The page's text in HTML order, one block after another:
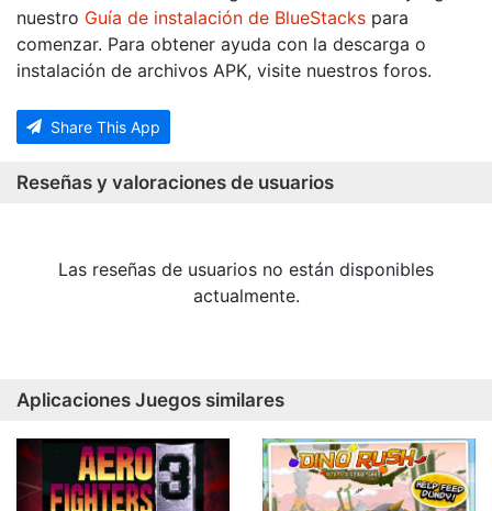
nuestro Guía de instalación de BlueStacks para
comenzar. Para obtener ayuda con la descarga o
instalación de archivos APK, visite nuestros foros.
Share This App
Reseñas y valoraciones de usuarios
Las reseñas de usuarios no están disponibles
actualmente.
Aplicaciones Juegos similares